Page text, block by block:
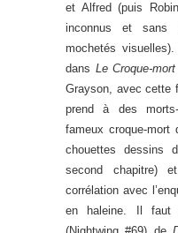
et Alfred (puis
inconnus et sans
mochetés
dans Le Croque-mort
Grayson, avec cette
prend à des
fameux croque-
chouettes dessins
second chapitre)
corrélation avec
en haleine. Il faut